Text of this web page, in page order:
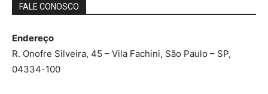
FALE CONOSCO
Endereço
R. Onofre Silveira, 45 – Vila Fachini, São Paulo – SP,
04334-100